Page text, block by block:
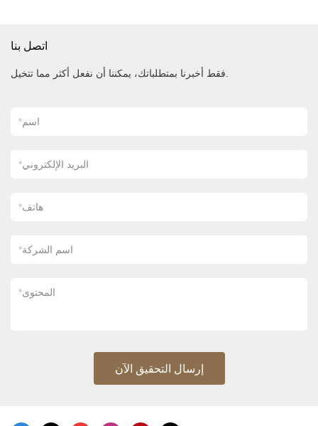
لاحتياجاتك.
اتصل بنا
فقط أخبرنا بمتطلباتك، يمكننا أن نفعل أكثر مما تتخيل.
*اسم
*البريد الإلكتروني
*هاتف
*اسم الشركة
*المحتوى
إرسال التحقيق الآن